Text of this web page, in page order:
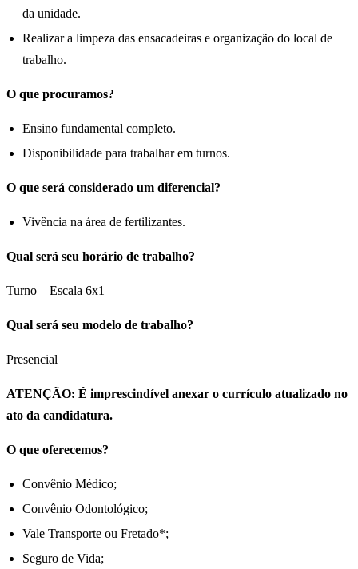
da unidade.
Realizar a limpeza das ensacadeiras e organização do local de
trabalho.
O que procuramos?
Ensino fundamental completo.
Disponibilidade para trabalhar em turnos.
O que será considerado um diferencial?
Vivência na área de fertilizantes.
Qual será seu horário de trabalho?
Turno – Escala 6x1
Qual será seu modelo de trabalho?
Presencial
ATENÇÃO: É imprescindível anexar o currículo atualizado no
ato da candidatura.
O que oferecemos?
Convênio Médico;
Convênio Odontológico;
Vale Transporte ou Fretado*;
Seguro de Vida;